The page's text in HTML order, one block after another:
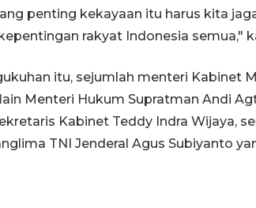
penting kekayaan itu harus kita
rakyat Indonesia semua,"
itu, sejumlah menteri Kabinet
Menteri Hukum Supratman Andi
Kabinet Teddy Indra Wijaya,
TNI Jenderal Agus Subiyanto